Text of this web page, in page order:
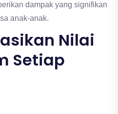
dampak yang signifikan
anak-anak.
Nilai
Setiap